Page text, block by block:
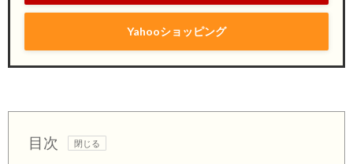
Yahooショッピング
目次